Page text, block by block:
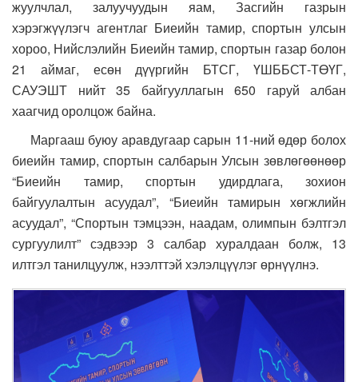
жуулчлал, залуучуудын яам, Засгийн газрын
хэрэгжүүлэгч агентлаг Биеийн тамир, спортын улсын
хороо, Нийслэлийн Биеийн тамир, спортын газар болон
21 аймаг, есөн дүүргийн БТСГ, ҮШББСТ-ТӨҮГ,
САУЭШТ нийт 35 байгууллагын 650 гаруй албан
хаагчид оролцож байна.
Маргааш буюу аравдугаар сарын 11-ний өдөр болох
биеийн тамир, спортын салбарын Улсын зөвлөгөөнөөр
“Биеийн тамир, спортын удирдлага, зохион
байгуулалтын асуудал”, “Биеийн тамирын хөгжлийн
асуудал”, “Спортын тэмцээн, наадам, олимпын бэлтгэл
сургуулилт” сэдвээр 3 салбар хуралдаан болж, 13
илтгэл танилцуулж, нээлттэй хэлэлцүүлэг өрнүүлнэ.